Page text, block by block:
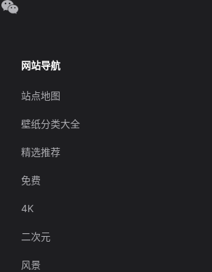
网站导航
站点地图
壁纸分类大全
精选推荐
免费
4K
二次元
风景